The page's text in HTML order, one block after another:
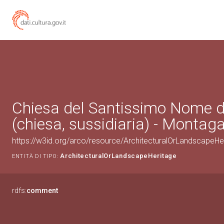
Chiesa del Santissimo Nome
(chiesa, sussidiaria) -
https://w3id.org/arco/resource/
ENTITÀ DI TIPO: ArchitecturalOrLandscapeHeritage
rdfs:comment